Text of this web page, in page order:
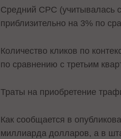
Средний CPC (учитывалась
приблизительно на 3% по
Количество кликов по
по сравнению с третьим
Траты на приобретение
Как сообщается в
миллиарда долларов, а в